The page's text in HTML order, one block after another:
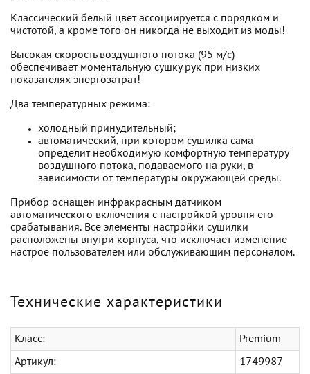
Классический белый цвет ассоциируется с порядком и
чистотой, а кроме того он никогда не выходит из моды!
Высокая скорость воздушного потока (95 м/с)
обеспечивает моментальную сушку рук при низких
показателях энергозатрат!
Два температурных режима:
холодный принудительный;
автоматический, при котором сушилка сама
определит необходимую комфортную температуру
воздушного потока, подаваемого на руки, в
зависимости от температуры окружающей среды.
Прибор оснащен инфракрасным датчиком
автоматического включения с настройкой уровня его
срабатывания. Все элементы настройки сушилки
расположены внутри корпуса, что исключает изменение
настрое пользователем или обслуживающим персоналом.
Технические характеристики
Класс: Premium
Артикул: 1749987